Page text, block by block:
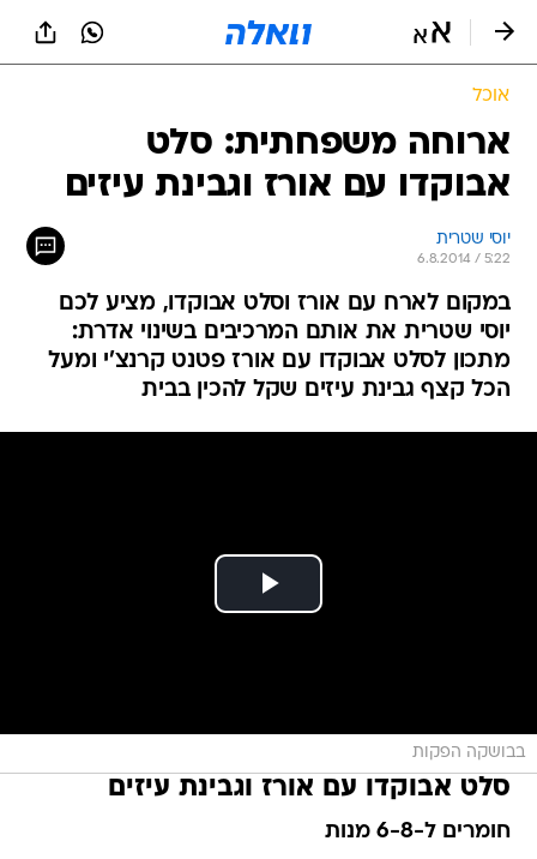
אוכל
ארוחה משפחתית: סלט
אבוקדו עם אורז וגבינת עיזים
יוסי שטרית
6.8.2014 / 5:22
במקום לארח עם אורז וסלט אבוקדו, מציע לכם
יוסי שטרית את אותם המרכיבים בשינוי אדרת:
מתכון לסלט אבוקדו עם אורז פטנט קרנצ'י ומעל
הכל קצף גבינת עיזים שקל להכין בבית
בבושקה הפקות
סלט אבוקדו עם אורז וגבינת עיזים
חומרים ל-6-8 מנות